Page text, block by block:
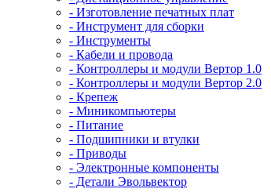
- Изготовление печатных плат
- Инструмент для сборки
- Инструменты
- Кабели и провода
- Контроллеры и модули Вертор 1.0
- Контроллеры и модули Вертор 2.0
- Крепеж
- Миникомпьютеры
- Питание
- Подшипники и втулки
- Приводы
- Электронные компоненты
- Детали Эвольвектор